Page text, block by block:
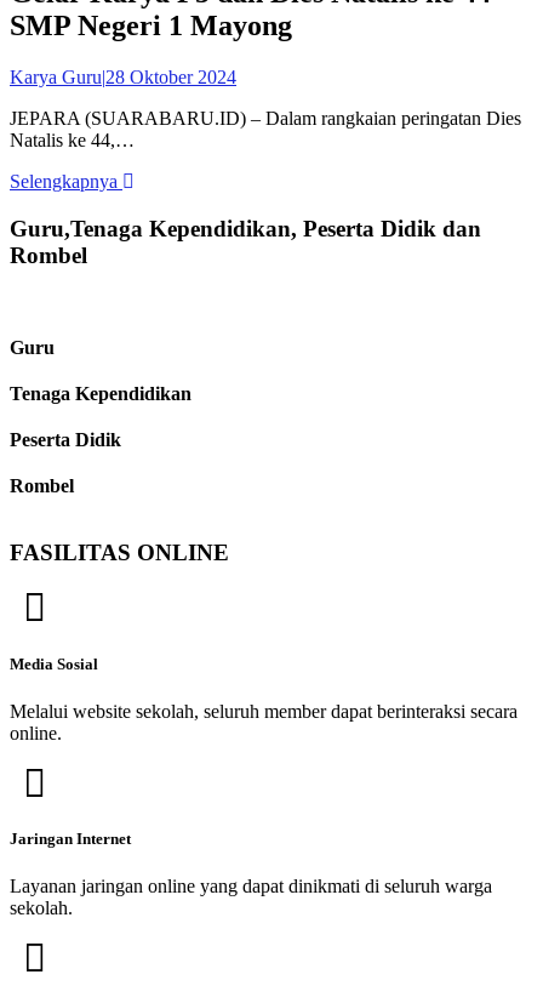
SMP Negeri 1 Mayong
Karya Guru|28 Oktober 2024
JEPARA (SUARABARU.ID) – Dalam rangkaian peringatan Dies
Natalis ke 44,…
Selengkapnya
Guru,Tenaga Kependidikan, Peserta Didik dan
Rombel
Guru
Tenaga Kependidikan
Peserta Didik
Rombel
FASILITAS ONLINE
Media Sosial
Melalui website sekolah, seluruh member dapat berinteraksi secara
online.
Jaringan Internet
Layanan jaringan online yang dapat dinikmati di seluruh warga
sekolah.